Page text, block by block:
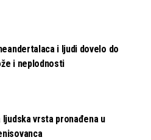
i ljudi dovelo do
i neplodnosti
ljudska vrsta pronađena u